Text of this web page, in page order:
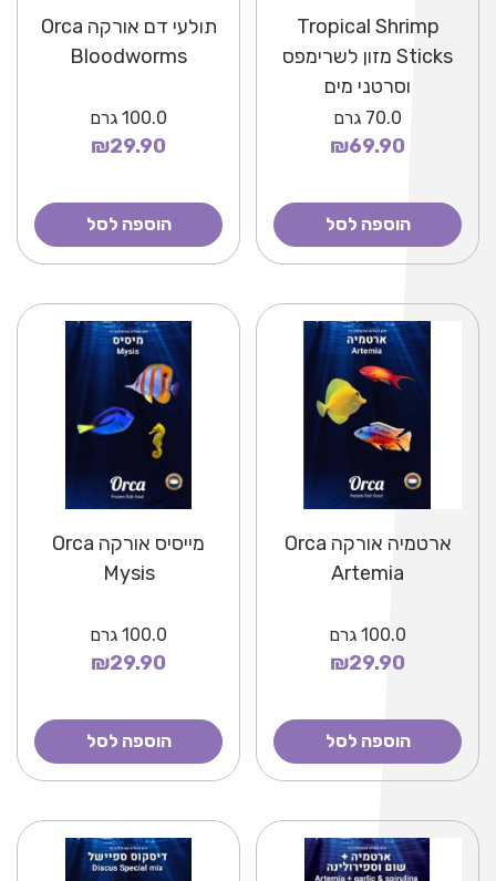
Tropical Shrimp
Sticks מזון לשרימפס
וסרטני מים
70.0 גרם
₪69.90
הוספה לסל
תולעי דם אורקה Orca
Bloodworms
100.0 גרם
₪29.90
הוספה לסל
ארטמיה אורקה Orca
Artemia
100.0 גרם
₪29.90
הוספה לסל
מייסיס אורקה Orca
Mysis
100.0 גרם
₪29.90
הוספה לסל